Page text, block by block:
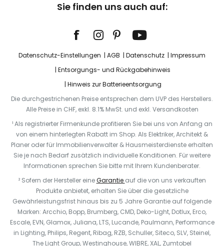
Sie finden uns auch auf:
Datenschutz-Einstellungen AGB Datenschutz
Impressum
Entsorgungs- und Rückgabehinweis
Hinweis zur Batterieentsorgung
Die durchgestrichenen Preise entsprechen dem UVP des Herstellers.
Alle Preise in CHF, exkl. 8.1% MwSt. und exkl. Versandkosten
¹ Als registrierter Firmenkunde profitieren Sie bei uns von Anfang an
von einem hinterlegten Rabatt im Shop. Als Elektriker, Architekt &
Planer oder für Immobilienverwalter & Hausmeisterdienste erhalten
Sie je nach Bedarf zusätzlich individuelle Konditionen. Für weitere
Informationen sprechen Sie bitte mit Ihrem Kundenberater.
² Sofern der Hersteller eineGarantie auf die von uns verkauften
Produkte anbietet, erhalten Sie über die gesetzliche
Gewährleistungsfrist hinaus bis zu 5 Jahre Garantie auf folgende
Marken: Arcchio, Bopp, Brumberg, CMD, Deko-Light, Dotlux, Erco,
Escale, EVN, Glamox, Juliana, LTS, Lucande, Paulmann, Performance
in Lighting, Philips, Regent, Ribag, RZB, Schuller, Siteco, SLV, Steinel,
The Light Group, Westinghouse, WIBRE, XAL, Zumtobel